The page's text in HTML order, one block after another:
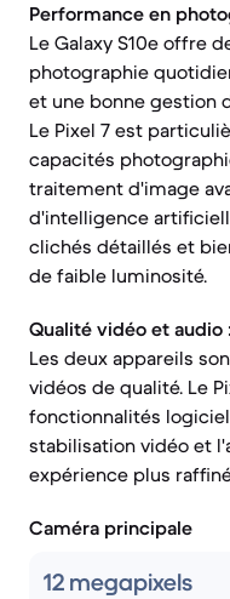
Performance en
Le Galaxy S10e offre
photographie
et une bonne gestion
Le Pixel 7 est
capacités
traitement d'image
d'intelligence
clichés détaillés et
de faible luminosité.
Qualité vidéo et audio :
Les deux appareils
vidéos de qualité. Le
fonctionnalités
stabilisation vidéo et
expérience plus
Caméra principale
12 megapixels